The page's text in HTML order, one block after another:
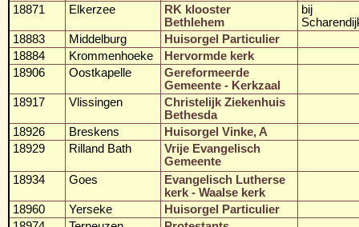
18871
Elkerzee
RK klooster
Bethlehem
bij
18883
Middelburg
Huisorgel Particulier
18884
Krommenhoeke
Hervormde kerk
18906
Oostkapelle
Gereformeerde
Gemeente - Kerkzaal
18917
Vlissingen
Christelijk Ziekenhuis
Bethesda
18926
Breskens
Huisorgel Vinke, A
18929
Rilland Bath
Vrije Evangelisch
Gemeente
18934
Goes
Evangelisch Lutherse
kerk - Waalse kerk
18960
Yerseke
Huisorgel Particulier